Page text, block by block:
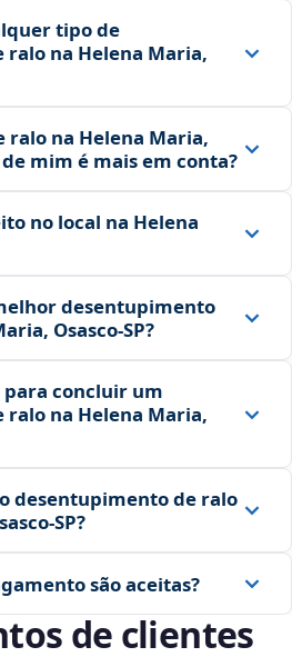
tipo de
na Helena Maria,
ralo na Helena Maria,
de mim é mais em conta?
no local na Helena
desentupimento
Osasco‑SP?
concluir um
na Helena Maria,
desentupimento de ralo
são aceitas?
de clientes